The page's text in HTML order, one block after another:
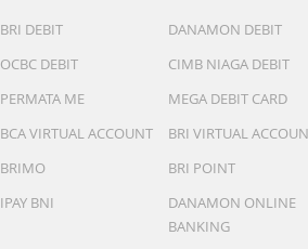
BRI DEBIT
DANAMON DEBIT
OCBC DEBIT
CIMB NIAGA DEBIT
PERMATA ME
MEGA DEBIT CARD
BCA VIRTUAL ACCOUNT
BRI VIRTUAL
BRIMO
BRI POINT
IPAY BNI
DANAMON ONLINE
BANKING